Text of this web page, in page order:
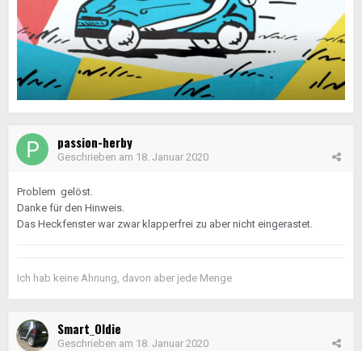
passion-herby
Geschrieben am 18. Januar 2020
Problem gelöst.
Danke für den Hinweis.
Das Heckfenster war zwar klapperfrei zu aber nicht eingerastet.
Ich hab keine Ahnung, davon aber jede Menge
Smart_Oldie
Geschrieben am 18. Januar 2020